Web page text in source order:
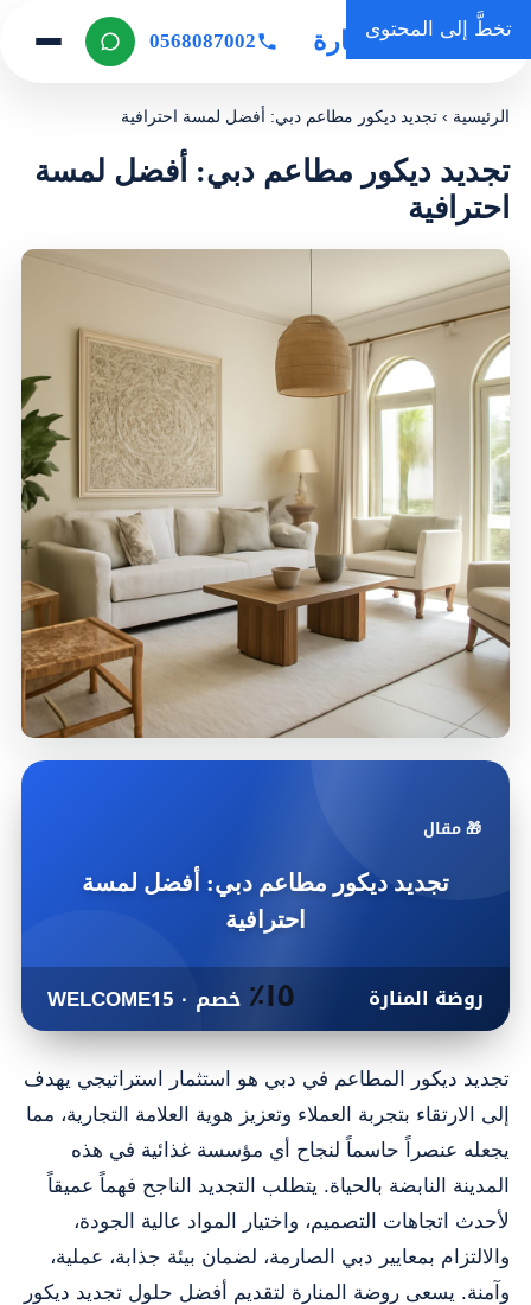
تخطَّ إلى المحتوى
روضة المنارة 0568087002
الرئيسية ›تجديد ديكور مطاعم دبي: أفضل لمسة احترافية
تجديد ديكور مطاعم دبي: أفضل لمسة
احترافية
🎁 مقال
تجديد ديكور مطاعم دبي: أفضل لمسة
احترافية
روضة المنارة ١٥٪ خصم · WELCOME15
تجديد ديكور المطاعم في دبي هو استثمار استراتيجي يهدف
إلى الارتقاء بتجربة العملاء وتعزيز هوية العلامة التجارية، مما
يجعله عنصراً حاسماً لنجاح أي مؤسسة غذائية في هذه
المدينة النابضة بالحياة. يتطلب التجديد الناجح فهماً عميقاً
لأحدث اتجاهات التصميم، واختيار المواد عالية الجودة،
والالتزام بمعايير دبي الصارمة، لضمان بيئة جذابة، عملية،
وآمنة. يسعى روضة المنارة لتقديم أفضل حلول تجديد ديكور